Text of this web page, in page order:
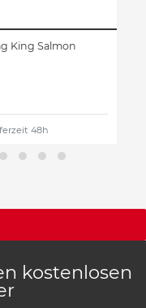
King Salmon
48h
kostenlosen